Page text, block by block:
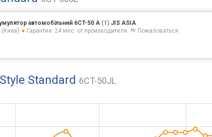
автомобільний 6CT-50 A (1) JIS ASIA
(Киев) Гарантия: 24 мес. от производителя Пожаловаться
Standard 6CT-50JL